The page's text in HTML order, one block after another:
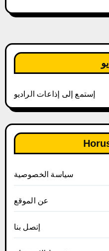
إستمع إلى إذاعات الراديو
سياسة الخصوصية
عن الموقع
إتصل بنا